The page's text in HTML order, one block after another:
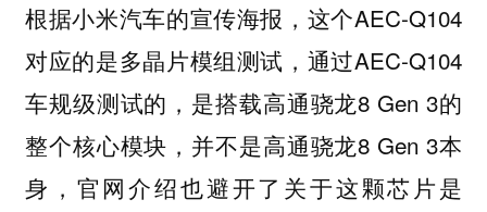
根据小米汽车的宣传海报，这个AEC-Q104
对应的是多晶片模组测试，通过AEC-Q104
车规级测试的，是搭载高通骁龙8 Gen 3的
整个核心模块，并不是高通骁龙8 Gen 3本
身，官网介绍也避开了关于这颗芯片是